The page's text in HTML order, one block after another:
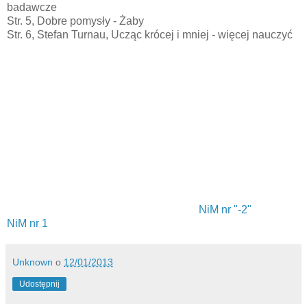
badawcze
Str. 5, Dobre pomysły - Żaby
Str. 6, Stefan Turnau, Ucząc krócej i mniej - więcej nauczyć
NiM nr "-2"
NiM nr 1
Unknown o 12/01/2013
Udostępnij